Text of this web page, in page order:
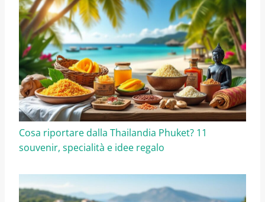
Cosa riportare dalla Thailandia Phuket? 11
souvenir, specialità e idee regalo